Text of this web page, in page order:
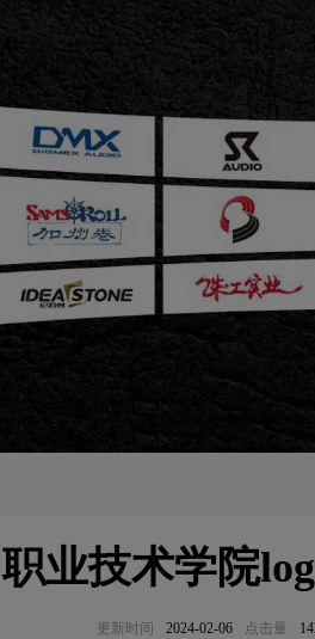
职业技术学院
更新时间 2024-02-06 点击量